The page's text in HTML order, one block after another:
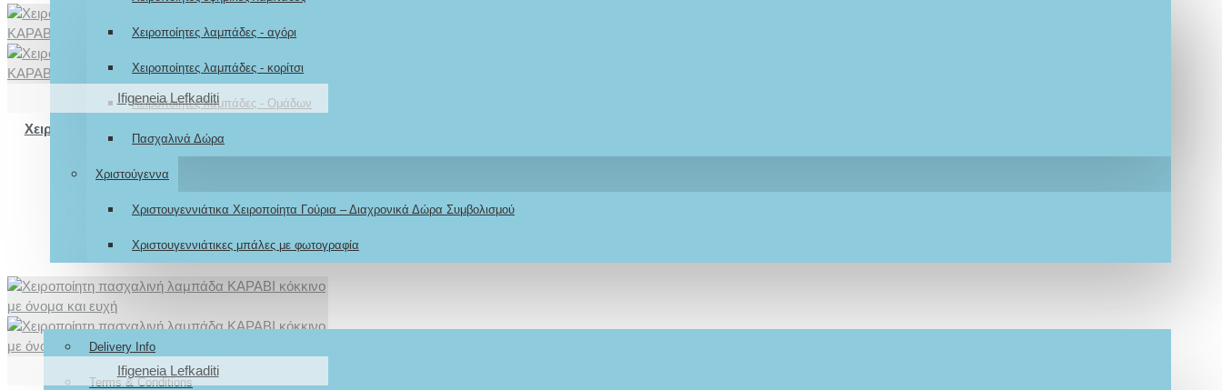
Χειροποίητες λαμπάδες - αγόρι
Χειροποίητες λαμπάδες - κορίτσι
Χειροποίητες λαμπάδες - Ομάδων
Πασχαλινά Δώρα
Χριστούγεννα
Χριστουγεννιάτικα Χειροποίητα Γούρια – Διαχρονικά Δώρα Συμβολισμού
Χριστουγεννιάτικες μπάλες με φωτογραφία
Βαπτιστικά κουτιά
About
Delivery Info
Terms & Conditions
Ifigeneia Lefkaditi
Χειροποίητη πασχαλινή λαμπάδα για κορίτσι
ΚΑΡΑΒΙ με όνομα και ευχή
27,00€
Ifigeneia Lefkaditi